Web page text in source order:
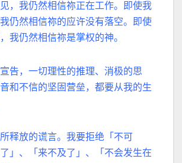
，我仍然相信祢正在工作。
即使我
仍然相信祢的应许没有落空。
即使
我仍然相信祢是掌权的神。
告，一切理性的推理、消极的思
和不信的坚固营垒，都要从我的生
释放的谎言。 我要拒绝「不可
」、「来不及了」、「不会发生在